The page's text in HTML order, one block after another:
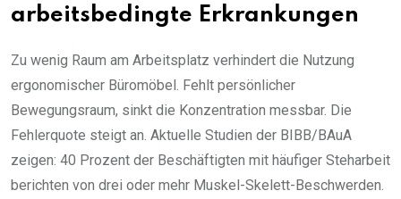
arbeitsbedingte Erkrankungen
Zu wenig Raum am Arbeitsplatz verhindert die Nutzung
ergonomischer Büromöbel. Fehlt persönlicher
Bewegungsraum, sinkt die Konzentration messbar. Die
Fehlerquote steigt an. Aktuelle Studien der BIBB/BAuA
zeigen: 40 Prozent der Beschäftigten mit häufiger Steharbeit
berichten von drei oder mehr Muskel-Skelett-Beschwerden.